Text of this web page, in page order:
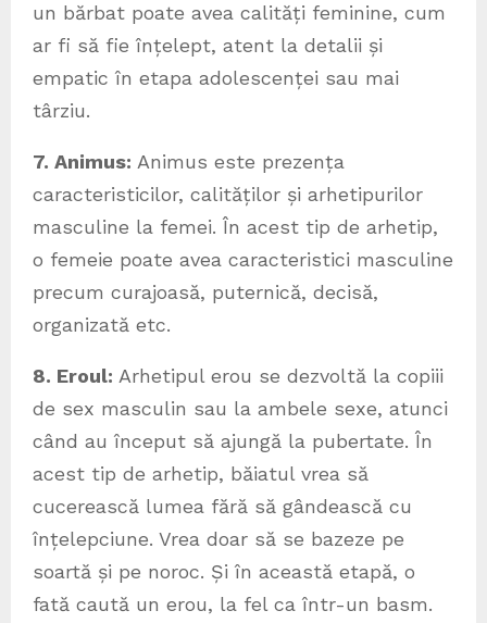
un bărbat poate avea calități feminine, cum
ar fi să fie înțelept, atent la detalii și
empatic în etapa adolescenței sau mai
târziu.
7. Animus: Animus este prezența
caracteristicilor, calităților și arhetipurilor
masculine la femei. În acest tip de arhetip,
o femeie poate avea caracteristici masculine
precum curajoasă, puternică, decisă,
organizată etc.
8. Eroul: Arhetipul erou se dezvoltă la copiii
de sex masculin sau la ambele sexe, atunci
când au început să ajungă la pubertate. În
acest tip de arhetip, băiatul vrea să
cucerească lumea fără să gândească cu
înțelepciune. Vrea doar să se bazeze pe
soartă și pe noroc. Și în această etapă, o
fată caută un erou, la fel ca într-un basm.